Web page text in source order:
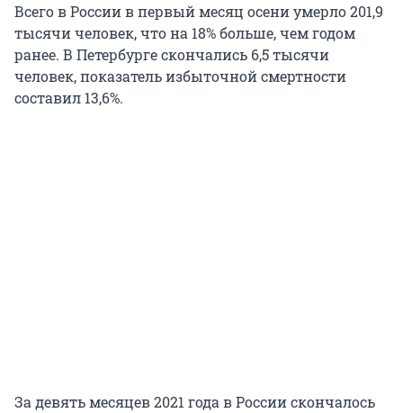
Всего в России в первый месяц осени умерло 201,9
тысячи человек, что на 18% больше, чем годом
ранее. В Петербурге скончались 6,5 тысячи
человек, показатель избыточной смертности
составил 13,6%.
За девять месяцев 2021 года в России скончалось